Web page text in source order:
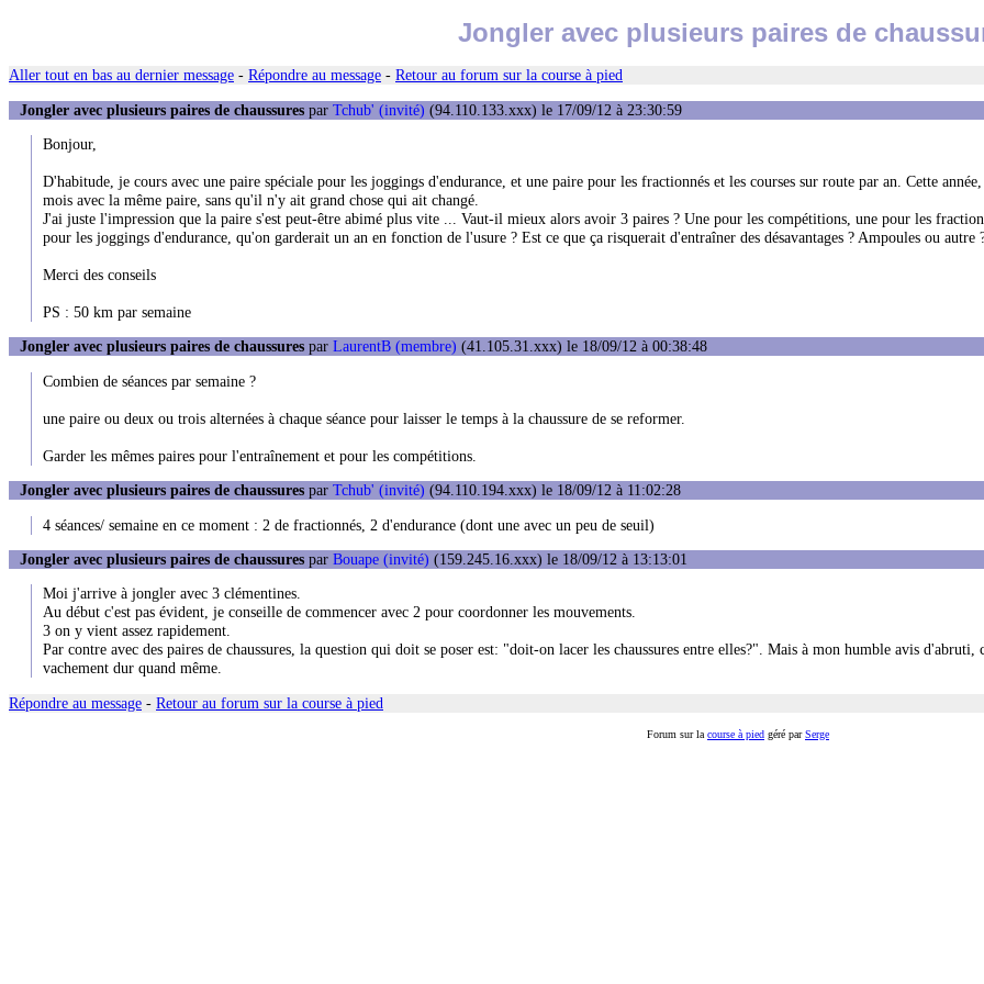
Jongler avec plusieurs paires de
Aller tout en bas au dernier message - Répondre au message - Retour au forum sur la course à pied
Jongler avec plusieurs paires de chaussures par Tchub' (invité) (94.110.133.xxx) le 17/09/12 à 23:30:59
Bonjour,
D'habitude, je cours avec une paire spéciale pour les joggings d'endurance, et une paire pour les fractionnés et les courses sur route par an. Cette
mois avec la même paire, sans qu'il n'y ait grand chose qui ait changé.
J'ai juste l'impression que la paire s'est peut-être abimé plus vite ... Vaut-il mieux alors avoir 3 paires ? Une pour les compétitions, une pour les
pour les joggings d'endurance, qu'on garderait un an en fonction de l'usure ? Est ce que ça risquerait d'entraîner des désavantages ? Ampoules ou autre
Merci des conseils
PS : 50 km par semaine
Jongler avec plusieurs paires de chaussures par LaurentB (membre) (41.105.31.xxx) le 18/09/12 à 00:38:48
Combien de séances par semaine ?
une paire ou deux ou trois alternées à chaque séance pour laisser le temps à la chaussure de se reformer.
Garder les mêmes paires pour l'entraînement et pour les compétitions.
Jongler avec plusieurs paires de chaussures par Tchub' (invité) (94.110.194.xxx) le 18/09/12 à 11:02:28
4 séances/ semaine en ce moment : 2 de fractionnés, 2 d'endurance (dont une avec un peu de seuil)
Jongler avec plusieurs paires de chaussures par Bouape (invité) (159.245.16.xxx) le 18/09/12 à 13:13:01
Moi j'arrive à jongler avec 3 clémentines.
Au début c'est pas évident, je conseille de commencer avec 2 pour coordonner les mouvements.
3 on y vient assez rapidement.
Par contre avec des paires de chaussures, la question qui doit se poser est: "doit-on lacer les chaussures entre elles?". Mais à mon humble avis d'abruti,
vachement dur quand même.
Répondre au message - Retour au forum sur la course à pied
Forum sur la course à pied géré parSerge